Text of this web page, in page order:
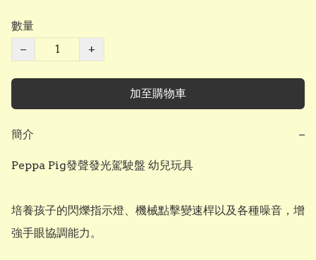
數量
−
+
加至購物車
簡介 −
Peppa Pig發聲發光駕駛盤 幼兒玩具
培養孩子的閃爍指示燈、機械點擊變速桿以及各種噪音，增
強手眼協調能力。